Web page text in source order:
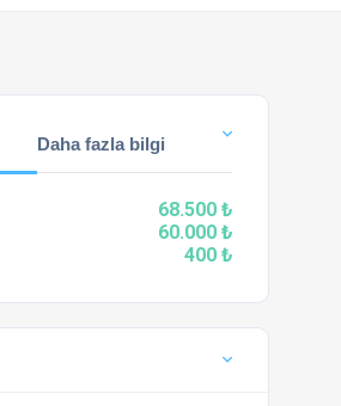
Daha fazla bilgi
68.500 ₺
60.000 ₺
400 ₺